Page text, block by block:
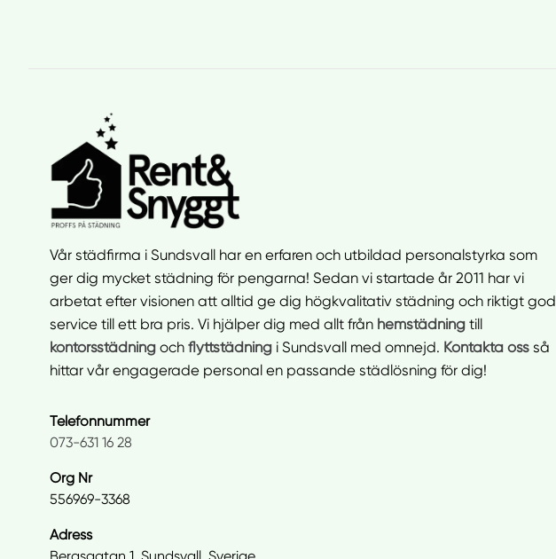
Vår städfirma i Sundsvall har en erfaren och utbildad personalstyrka som
ger dig mycket städning för pengarna! Sedan vi startade år 2011 har vi
arbetat efter visionen att alltid ge dig högkvalitativ städning och riktigt god
service till ett bra pris. Vi hjälper dig med allt från hemstädning till
kontorsstädning och flyttstädning i Sundsvall med omnejd. Kontakta oss så
hittar vår engagerade personal en passande städlösning för dig!
Telefonnummer
073-631 16 28
Org Nr
556969-3368
Adress